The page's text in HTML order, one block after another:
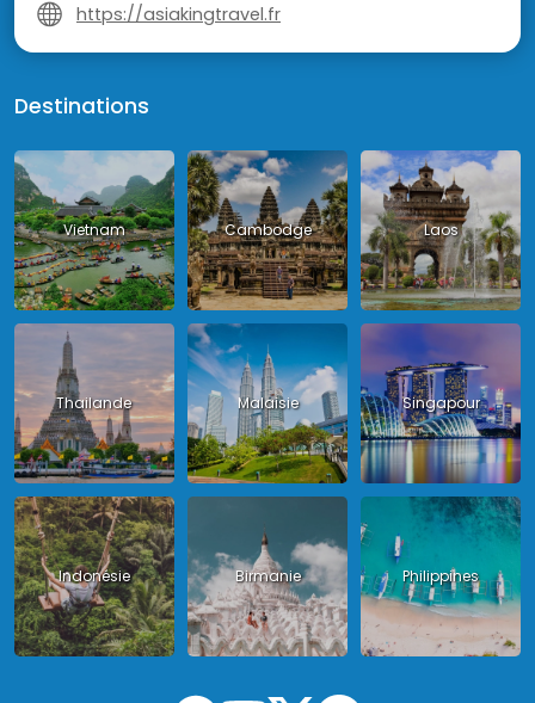
https://asiakingtravel.fr
Destinations
Vietnam Cambodge Laos
Thailande Malaisie Singapour
Indonésie Birmanie Philippines